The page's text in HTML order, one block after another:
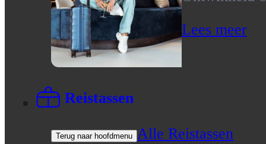
Lees meer
Reistassen
Terug naar hoofdmenu
Alle Reistassen